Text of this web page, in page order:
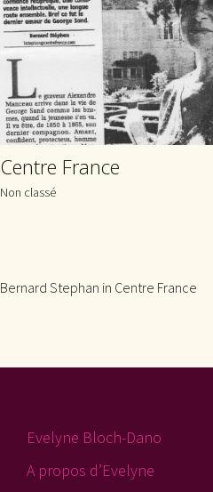
Centre France
Non classé
Bernard Stephan in Centre France
Evelyne Bloch-Dano
A propos d’Evelyne